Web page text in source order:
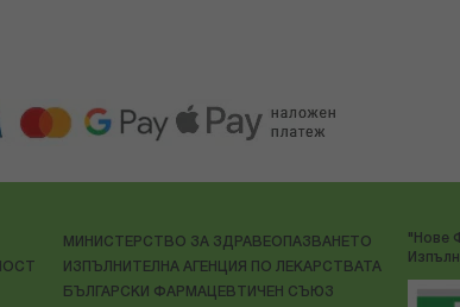
МИНИСТЕРСТВО ЗА ЗДРАВЕОПАЗВАНЕТО
ИЗПЪЛНИТЕЛНА АГЕНЦИЯ ПО ЛЕКАРСТВАТА
БЪЛГАРСКИ ФАРМАЦЕВТИЧЕН СЪЮЗ
"Нове